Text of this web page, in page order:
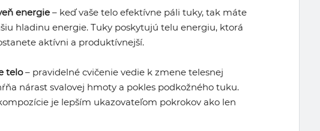
energie – keď vaše telo efektívne páli tuky, tak máte
hladinu energie. Tuky poskytujú telu energiu, ktorá
aktívni a produktívnejší.
telo– pravidelné cvičenie vedie k zmene telesnej
nárast svalovej hmoty a pokles podkožného tuku.
je lepším ukazovateľom pokrokov ako len